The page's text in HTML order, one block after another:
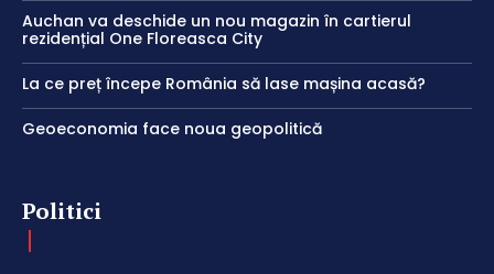
Auchan va deschide un nou magazin în cartierul
rezidențial One Floreasca City
La ce preț începe România să lase mașina acasă?
Geoeconomia face noua geopolitică
Politici